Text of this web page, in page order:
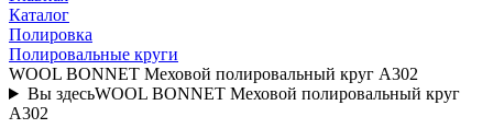
Каталог
Полировка
Полировальные круги
WOOL BONNET Меховой полировальный круг A302
Вы здесьWOOL BONNET Меховой полировальный круг
A302